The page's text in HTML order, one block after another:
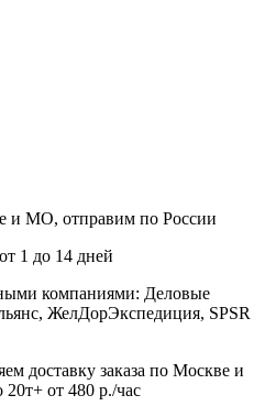
и МО, отправим по России
1 до 14 дней
компаниями: Деловые
ЖелДорЭкспедиция, SPSR
доставку заказа по Москве и
от 480 р./час